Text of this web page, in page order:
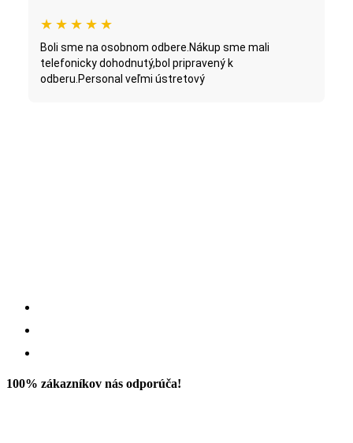
★ ★ ★ ★ ★
Boli sme na osobnom odbere.Nákup sme mali
telefonicky dohodnutý,bol pripravený k
odberu.Personal veľmi ústretový
100% zákazníkov nás odporúča!